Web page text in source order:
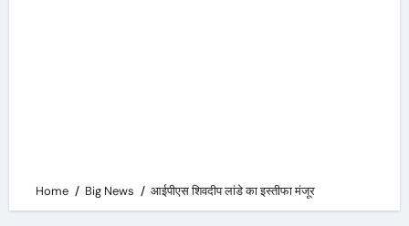
Home Big News आईपीएस शिवदीप लांडे का इस्तीफा मंजूर